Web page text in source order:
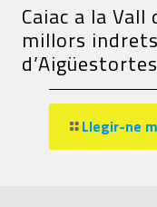
Caiac a la
millors
d’Aigüestortes
Llegir-ne